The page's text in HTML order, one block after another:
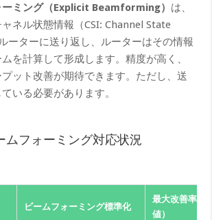
ーミング（Explicit Beamforming） は、
ネル状態情報（CSI: Channel State
ターに送り返し、ルーターはその情報
を計算して形成します。精度が高く、
ット改善が期待できます。ただし、送
いる必要があります。
ムフォーミング対応状況
ビームフォーミング標準化
最大改善率（
値）